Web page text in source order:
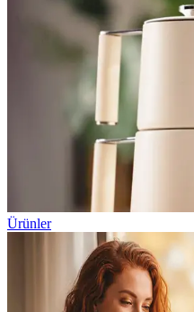
Ürünler